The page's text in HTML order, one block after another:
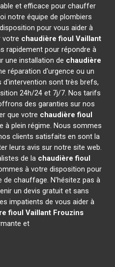
et efficace pour chauffer
notre équipe de plombiers
pour vous aider à
votre chaudière fioul Vaillant
rapidement pour répondre à
une installation de chaudière
réparation d'urgence ou un
d'intervention sont très brefs,
24h/24 et 7j/7. Nos tarifs
des garanties sur nos
que votre chaudière fioul
à plein régime. Nous sommes
clients satisfaits en sont la
leurs avis sur notre site web.
de la chaudière fioul
à votre disposition pour
chauffage. N'hésitez pas à
un devis gratuit et sans
impatients de vous aider à
fioul Vaillant Frouzins
et